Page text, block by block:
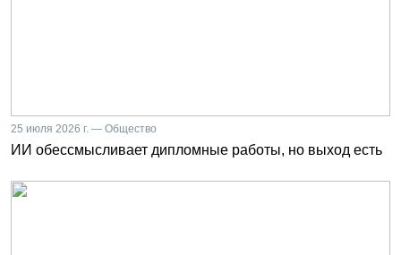
25 июля 2026 г. — Общество
ИИ обессмысливает дипломные работы, но выход есть